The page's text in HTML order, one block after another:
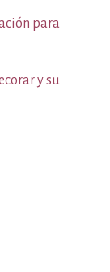
para
y su